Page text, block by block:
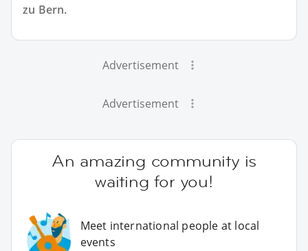
zu Bern.
Advertisement
Advertisement
An amazing community is
waiting for you!
Meet international people at local
events